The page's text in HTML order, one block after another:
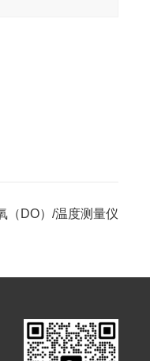
（DO）/温度测量仪